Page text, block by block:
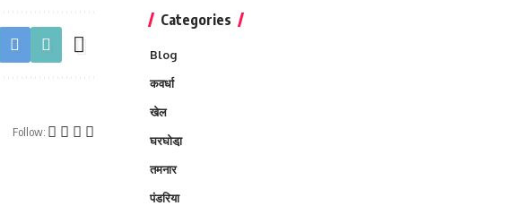
Follow:
Categories
Blog
कवर्धा
खेल
घरघोडा़
तमनार
पंडरिया